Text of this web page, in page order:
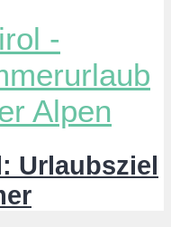
Urlaubsziel